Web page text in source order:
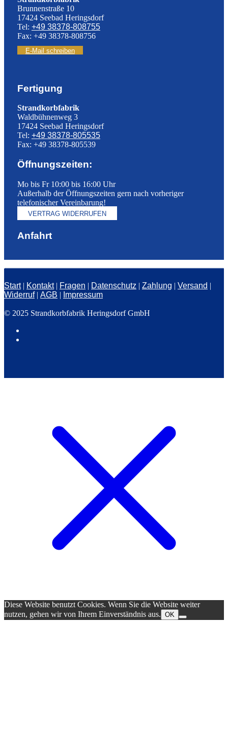
Brunnenstraße 10
17424 Seebad Heringsdorf
Tel: +49 38378-808755
Fax: +49 38378-808756
E-Mail schreiben
Fertigung
Strandkorbfabrik
Waldbühnenweg 3
17424 Seebad Heringsdorf
Tel: +49 38378-805535
Fax: +49 38378-805539
Öffnungszeiten:
Mo bis Fr 10:00 bis 16:00 Uhr
Außerhalb der Öffnungszeiten gern nach vorheriger
telefonischer Vereinbarung!
VERTRAG WIDERRUFEN
Anfahrt
Start| Kontakt| Fragen | Datenschutz | Zahlung | Versand |
Widerruf| AGB | Impressum
© 2025 Strandkorbfabrik Heringsdorf GmbH
Diese Website benutzt Cookies. Wenn Sie die Website weiter
nutzen, gehen wir von Ihrem Einverständnis aus. OK